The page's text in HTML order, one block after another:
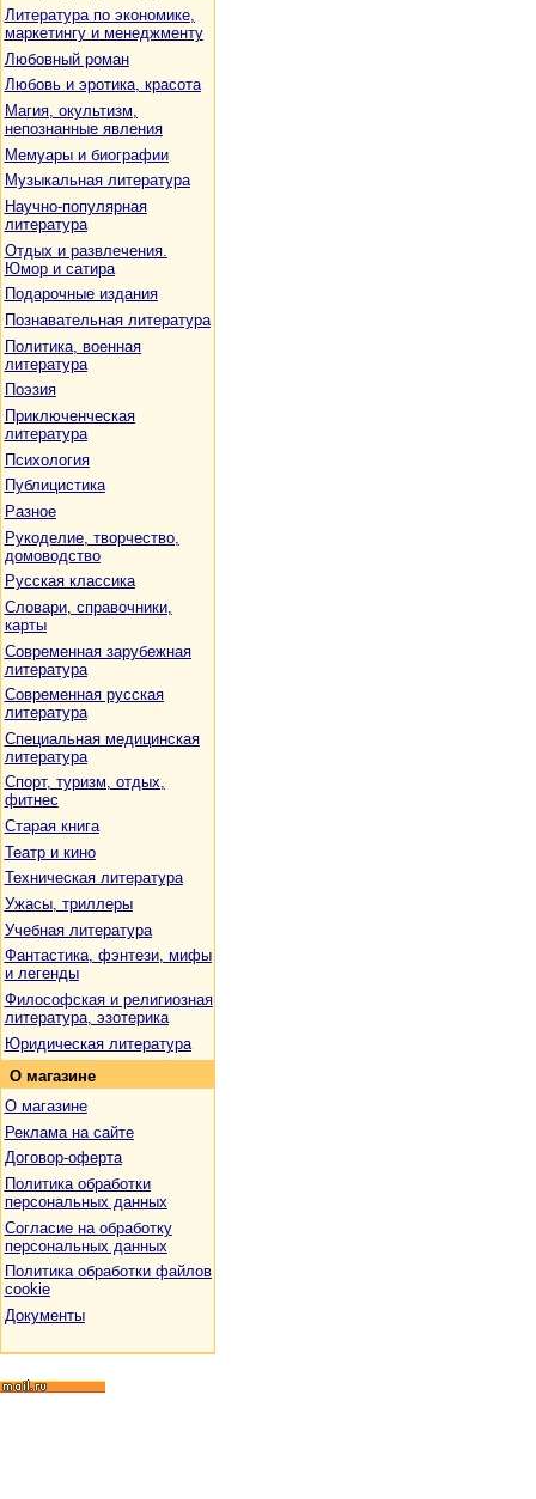
Литература по экономике,
маркетингу и менеджменту
Любовный роман
Любовь и эротика, красота
Магия, окультизм,
непознанные явления
Мемуары и биографии
Музыкальная литература
Научно-популярная
литература
Отдых и развлечения.
Юмор и сатира
Подарочные издания
Познавательная литература
Политика, военная
литература
Поэзия
Приключенческая
литература
Психология
Публицистика
Разное
Рукоделие, творчество,
домоводство
Русская классика
Словари, справочники,
карты
Современная зарубежная
литература
Современная русская
литература
Специальная медицинская
литература
Спорт, туризм, отдых,
фитнес
Старая книга
Театр и кино
Техническая литература
Ужасы, триллеры
Учебная литература
Фантастика, фэнтези, мифы
и легенды
Философская и религиозная
литература, эзотерика
Юридическая литература
О магазине
О магазине
Реклама на сайте
Договор-оферта
Политика обработки
персональных данных
Согласие на обработку
персональных данных
Политика обработки файлов
cookie
Документы